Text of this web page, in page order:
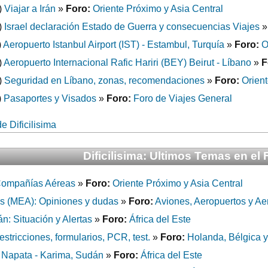
Viajar a Irán » Foro: Oriente Próximo y Asia Central
Israel declaración Estado de Guerra y consecuencias Viajes
Aeropuerto Istanbul Airport (IST) - Estambul, Turquía » Foro:
Aeropuerto Internacional Rafic Hariri (BEY) Beirut - Líbano »
Seguridad en Líbano, zonas, recomendaciones » Foro:
Pasaportes y Visados » Foro: Foro de Viajes General
Dificilisima
Dificilisima: Ultimos Temas en el
Aéreas » Foro: Oriente Próximo y Asia Central
(MEA): Opiniones y dudas » Foro: Aviones, Aeropuertos y
Situación y Alertas » Foro: África del Este
formularios, PCR, test. » Foro: Holanda, Bélgica
- Karima, Sudán » Foro: África del Este